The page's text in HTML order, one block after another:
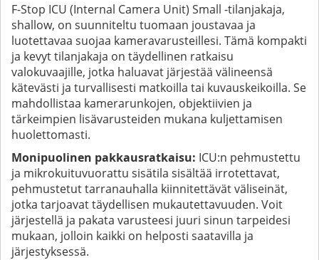
F-Stop ICU (Internal Camera Unit) Small -tilanjakaja,
shallow, on suunniteltu tuomaan joustavaa ja
luotettavaa suojaa kameravarusteillesi. Tämä kompakti
ja kevyt tilanjakaja on täydellinen ratkaisu
valokuvaajille, jotka haluavat järjestää välineensä
kätevästi ja turvallisesti matkoilla tai kuvauskeikoilla. Se
mahdollistaa kamerarunkojen, objektiivien ja
tärkeimpien lisävarusteiden mukana kuljettamisen
huolettomasti.
Monipuolinen pakkausratkaisu: ICU:n pehmustettu
ja mikrokuituvuorattu sisätila sisältää irrotettavat,
pehmustetut tarranauhalla kiinnitettävät väliseinät,
jotka tarjoavat täydellisen mukautettavuuden. Voit
järjestellä ja pakata varusteesi juuri sinun tarpeidesi
mukaan, jolloin kaikki on helposti saatavilla ja
järjestyksessä.